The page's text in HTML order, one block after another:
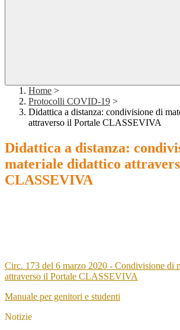
Home >
Protocolli COVID-19 >
Didattica a distanza: condivisione di
attraverso il Portale CLASSEVIVA
Didattica a distanza:
materiale didattico
CLASSEVIVA
Circ. 173 del 6 marzo 2020 - Condivisione di
attraverso il Portale CLASSEVIVA
Manuale per genitori e studenti
Notizie